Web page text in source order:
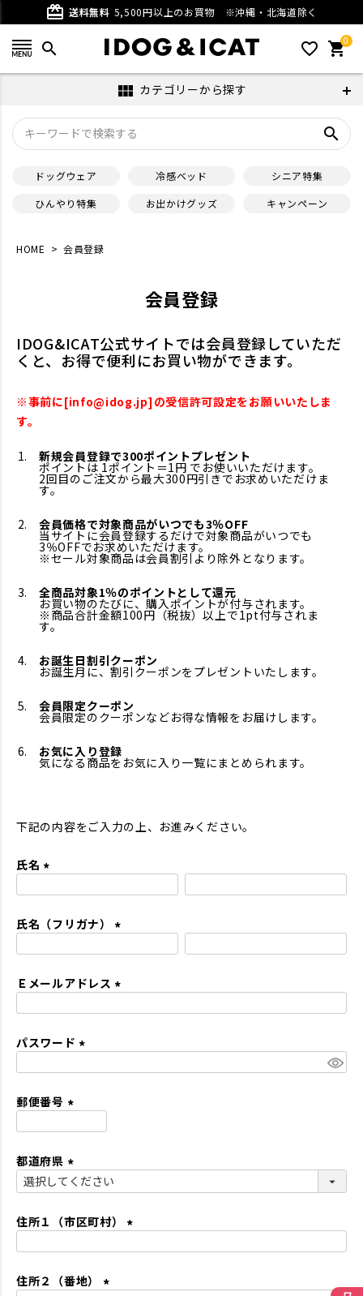
card_giftcard 送料無料 5,500円以上のお買物 ※沖縄・北海道除く
search favorite_outline 0
shopping_cart
view_module カテゴリーから探す
search
ドッグウェア 冷感ベッド
シニア特集
ひんやり特集
お出かけグッズ キャンペーン
HOME 会員登録
会員登録
IDOG&ICAT公式サイトでは会員登録していただ
くと、お得で便利にお買い物ができます。
※事前に[info@idog.jp]の受信許可設定をお願いいたしま
す。
新規会員登録で300ポイントプレゼント
ポイントは 1ポイント＝1円 でお使いいただけます。
2回目のご注文から最大300円引きでお求めいただけま
す。
会員価格で対象商品がいつでも3％OFF
当サイトに会員登録するだけで対象商品がいつでも
3％OFFでお求めいただけます。
※セール対象商品は会員割引より除外となります。
全商品対象1％のポイントとして還元
お買い物のたびに、購入ポイントが付与されます。
※商品合計金額100円（税抜）以上で1pt付与されま
す。
お誕生日割引クーポン
お誕生月に、割引クーポンをプレゼントいたします。
会員限定クーポン
会員限定のクーポンなどお得な情報をお届けします。
お気に入り登録
気になる商品をお気に入り一覧にまとめられます。
下記の内容をご入力の上、お進みください。
氏名
須
氏名（フリガナ）
須
Ｅメールアドレス
パスワード
郵便番号
須
)
都道府県
(
須
住所１（市区町村）
住所２（番地）